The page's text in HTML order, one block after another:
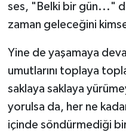
ses, "Belki bir gün..."
zaman geleceğini
Yine de yaşamaya
umutlarını toplaya
saklaya saklaya
yorulsa da, her ne
içinde söndürmediği bir